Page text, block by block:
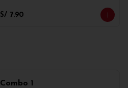
S/ 7.90
Combo 1